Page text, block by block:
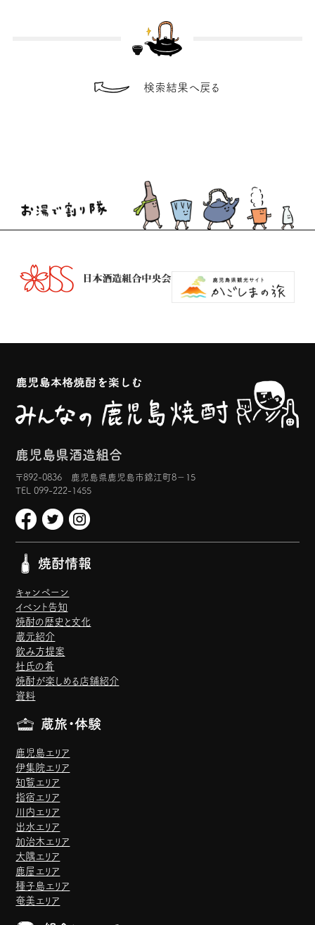
検索結果へ戻る
鹿児島県酒造組合
〒892-0836 鹿児島県鹿児島市錦江町8−15
TEL 099-222-1455
焼酎情報
キャンペーン
イベント告知
焼酎の歴史と文化
蔵元紹介
飲み方提案
杜氏の肴
焼酎が楽しめる店舗紹介
資料
蔵旅・体験
鹿児島エリア
伊集院エリア
知覧エリア
指宿エリア
川内エリア
出水エリア
加治木エリア
大隅エリア
鹿屋エリア
種子島エリア
奄美エリア